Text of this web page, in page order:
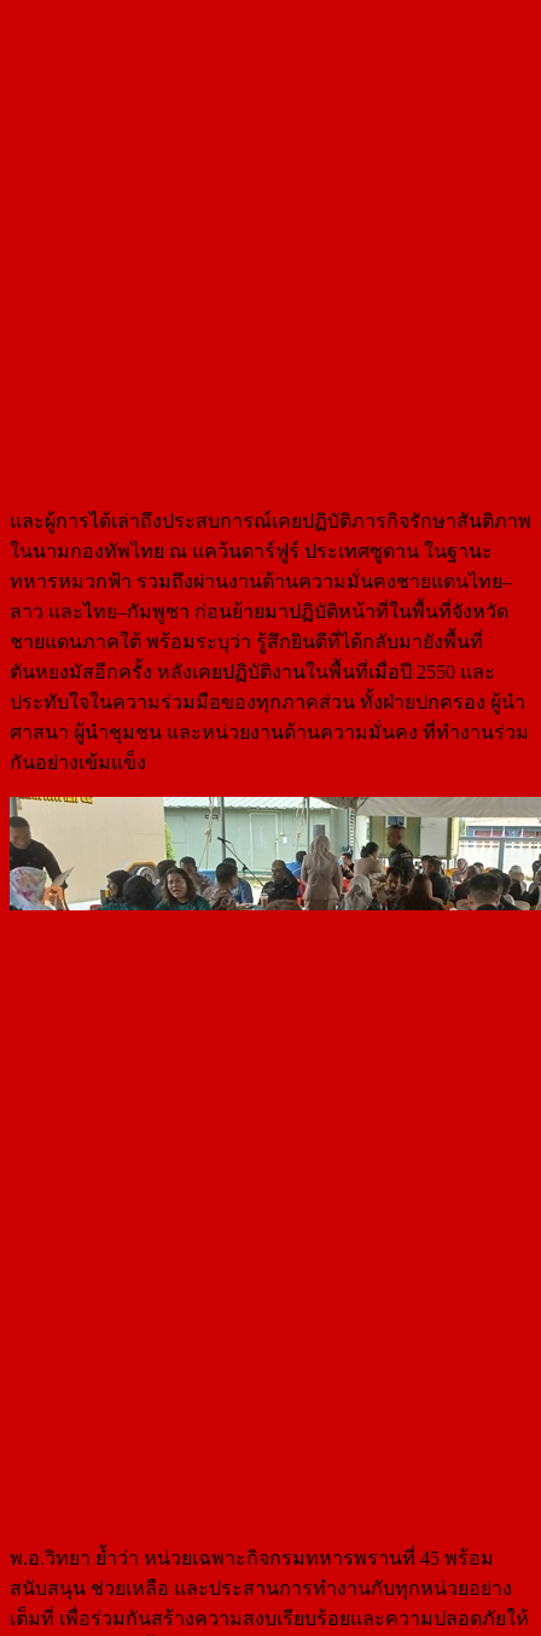
และผู้การได้เล่าถึงประสบการณ์เคยปฏิบัติภารกิจรักษาสันติภาพ
ในนามกองทัพไทย ณ แคว้นดาร์ฟูร์ ประเทศซูดาน ในฐานะ
ทหารหมวกฟ้า รวมถึงผ่านงานด้านความมั่นคงชายแดนไทย–
ลาว และไทย–กัมพูชา ก่อนย้ายมาปฏิบัติหน้าที่ในพื้นที่จังหวัด
ชายแดนภาคใต้ พร้อมระบุว่า รู้สึกยินดีที่ได้กลับมายังพื้นที่
ตันหยงมัสอีกครั้ง หลังเคยปฏิบัติงานในพื้นที่เมื่อปี 2550 และ
ประทับใจในความร่วมมือของทุกภาคส่วน ทั้งฝ่ายปกครอง ผู้นำ
ศาสนา ผู้นำชุมชน และหน่วยงานด้านความมั่นคง ที่ทำงานร่วม
กันอย่างเข้มแข็ง
พ.อ.วิทยา ย้ำว่า หน่วยเฉพาะกิจกรมทหารพรานที่ 45 พร้อม
สนับสนุน ช่วยเหลือ และประสานการทำงานกับทุกหน่วยอย่าง
เต็มที่ เพื่อร่วมกันสร้างความสงบเรียบร้อยและความปลอดภัยให้